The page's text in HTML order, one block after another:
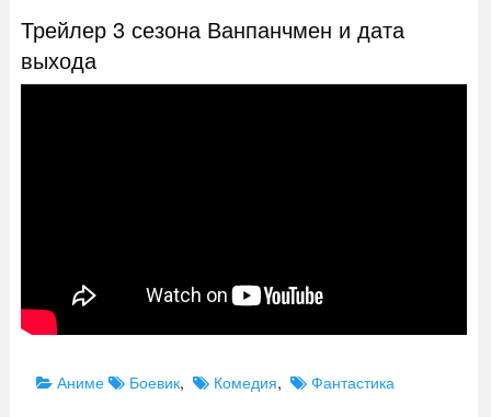
Трейлер 3 сезона Ванпанчмен и дата
выхода
Categories
АнимеTagsБоевик, Комедия, Фантастика